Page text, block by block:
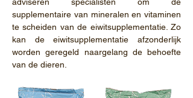
supplementaire van mineralen en vitaminen
te scheiden van de eiwitsupplementatie. Zo
kan de eiwitsupplementatie afzonderlijk
worden geregeld naargelang de behoefte
van de dieren.